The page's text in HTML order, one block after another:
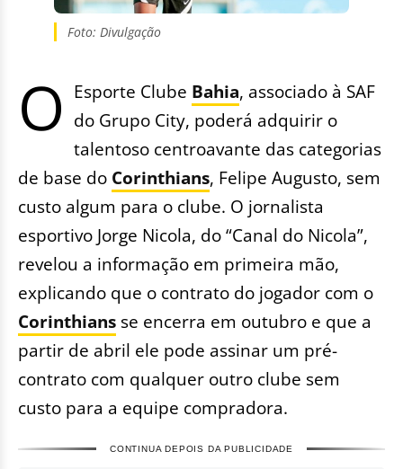
Foto: Divulgação
O Esporte Clube Bahia, associado à SAF
do Grupo City, poderá adquirir o
talentoso centroavante das categorias
de base do Corinthians, Felipe Augusto, sem
custo algum para o clube. O jornalista
esportivo Jorge Nicola, do “Canal do Nicola”,
revelou a informação em primeira mão,
explicando que o contrato do jogador com o
Corinthians se encerra em outubro e que a
partir de abril ele pode assinar um pré-
contrato com qualquer outro clube sem
custo para a equipe compradora.
CONTINUA DEPOIS DA PUBLICIDADE